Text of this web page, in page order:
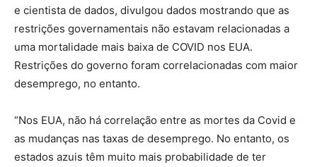
e cientista de dados, divulgou dados mostrando que as
restrições governamentais não estavam relacionadas a
uma mortalidade mais baixa de COVID nos EUA.
Restrições do governo foram correlacionadas com maior
desemprego, no entanto.
“Nos EUA, não há correlação entre as mortes da Covid e
as mudanças nas taxas de desemprego. No entanto, os
estados azuis têm muito mais probabilidade de ter